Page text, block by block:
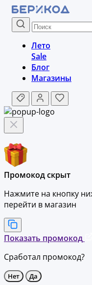
Лето
Sale
Блог
Магазины
Промокод скрыт
Нажмите на кнопку
перейти в магазин
Показать промокод
Сработал промокод?
Нет Да